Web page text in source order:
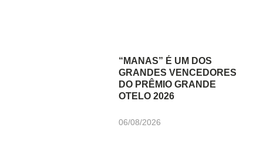
“MANAS” É UM DOS
GRANDES VENCEDORES
DO PRÊMIO GRANDE
OTELO 2026
06/08/2026